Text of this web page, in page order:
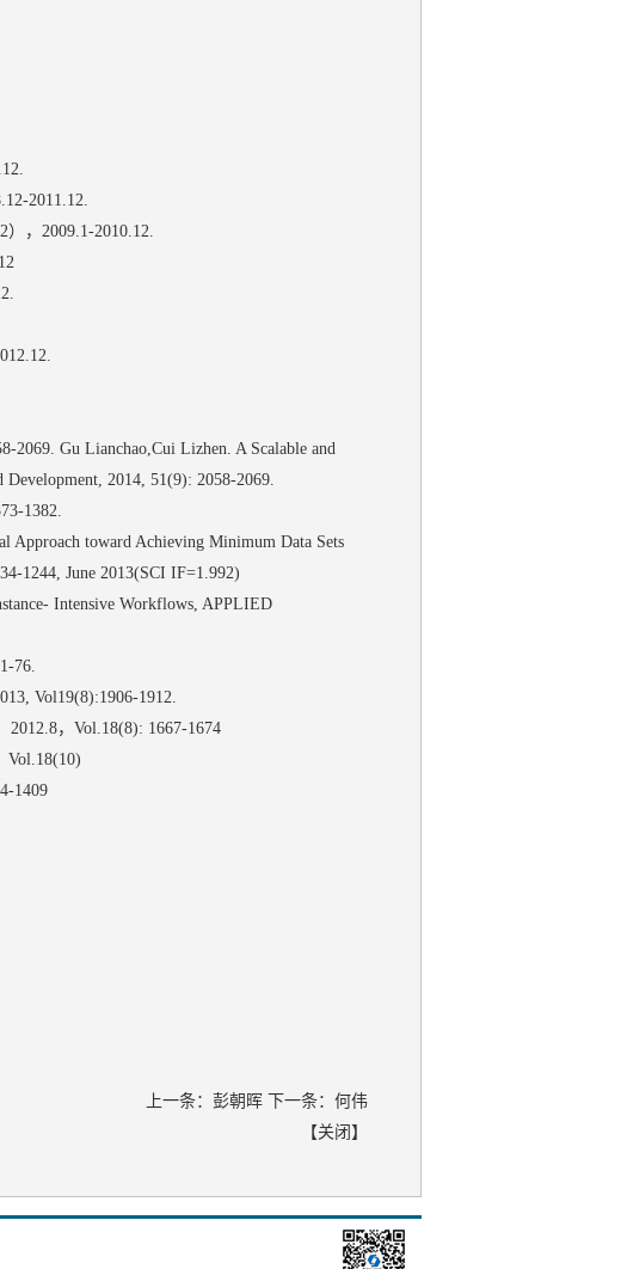
2011.12.
，2009.1-2010.12.
Gu Lianchao,Cui Lizhen. A Scalable and
2014, 51(9): 2058-2069.
1382.
toward Achieving Minimum Data Sets
1244, June 2013(SCI IF=1.992)
Intensive Workflows, APPLIED
76.
Vol19(8):1906-1912.
，Vol.18(8): 1667-1674
1409
上一条： 彭朝晖 下一条： 何伟
【关闭 】